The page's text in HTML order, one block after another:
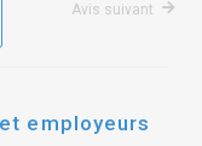
Avis suivant
employeurs